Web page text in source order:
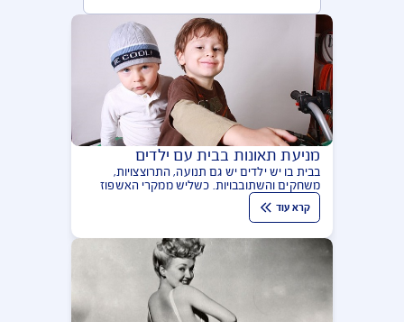
הפופולריות ביותר
מניעת תאונות בבית עם ילדים
בבית בו יש ילדים יש גם תנועה, התרוצצויות,
משחקים והשתובבויות. כשליש ממקרי האשפוז
של ילדים בישראל נובעים מתאונות שקרו לילדים
במרחב הביתי. מקום חשוב בכל הקשור מניעת
תאונות בבית תופס ענין החינוך